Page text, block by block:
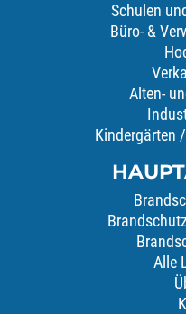
Schulen
Büro- &
Alten-
Kindergärten
Alle